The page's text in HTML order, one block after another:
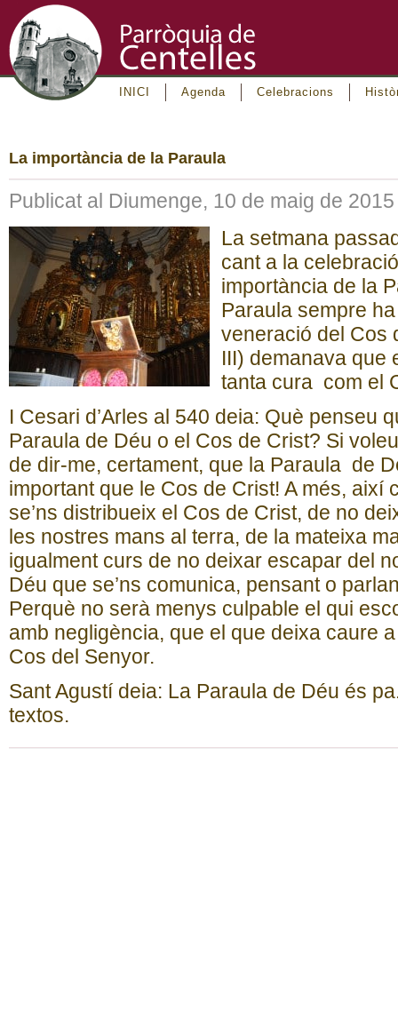
INICI Agenda Celebracions
La importància de la Paraula
Publicat al Diumenge, 10 de maig de 2015
La setmana
cant a la
importància de la
Paraula sempre
veneració del Cos
III) demanava que
tanta cura com el
I Cesari d’Arles al 540 deia: Què penseu
Paraula de Déu o el Cos de Crist? Si
de dir-me, certament, que la Paraula de
important que le Cos de Crist! A més, així
se’ns distribueix el Cos de Crist, de no
les nostres mans al terra, de la mateixa
igualment curs de no deixar escapar del
Déu que se’ns comunica, pensant o
Perquè no serà menys culpable el qui
amb negligència, que el que deixa caure
Cos del Senyor.
Sant Agustí deia: La Paraula de Déu és
textos.